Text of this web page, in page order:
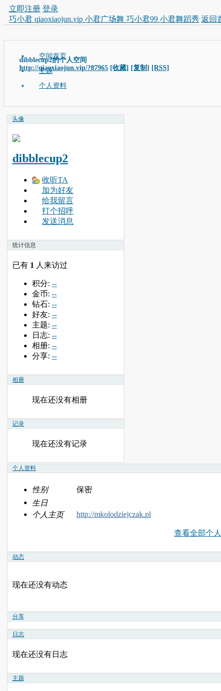
立即注册 登录
巧小君 qiaoxiaojun.vip 小君广场舞 巧小君99 小君舞蹈秀 返回
dibblecup2的个人空间
http://qiaoxiaojun.vip/?87965 [收藏] [复制] [RSS]
空间首页
主题
个人资料
头像
dibblecup2
收听TA
加为好友
给我留言
打个招呼
发送消息
统计信息
已有 1 人来访过
积分: --
金币: --
钻石: --
好友: --
主题: --
日志: --
相册: --
分享: --
相册
现在还没有相册
记录
现在还没有记录
个人资料
性别
保密
生日
个人主页
http://mkolodziejczak.pl
查看全部个
动态
现在还没有动态
分享
日志
现在还没有日志
主题